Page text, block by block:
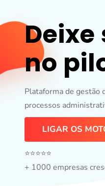
no
Plataforma de gestão
processos
LIGAR OS
⭐️⭐️⭐️⭐️⭐️
+ 1000 empresas